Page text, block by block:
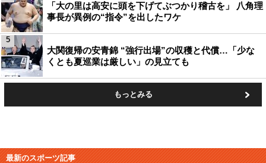
「大の里は高安に頭を下げてぶつかり稽古を」 八角理
事長が異例の“指令”を出したワケ
大関復帰の安青錦 “強行出場”の収穫と代償…「少な
くとも夏巡業は厳しい」の見立ても
5
もっとみる
最新のスポーツ記事